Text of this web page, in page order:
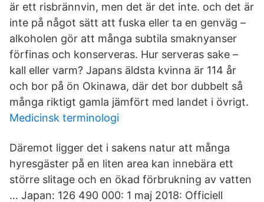
är ett risbrännvin, men det är det inte. och det är
inte på något sätt att fuska eller ta en genväg –
alkoholen gör att många subtila smaknyanser
förfinas och konserveras. Hur serveras sake –
kall eller varm? Japans äldsta kvinna är 114 år
och bor på ön Okinawa, där det bor dubbelt så
många riktigt gamla jämfört med landet i övrigt.
Medicinsk terminologi
Däremot ligger det i sakens natur att många
hyresgäster på en liten area kan innebära ett
större slitage och en ökad förbrukning av vatten
… Japan: 126 490 000: 1 maj 2018: Officiell